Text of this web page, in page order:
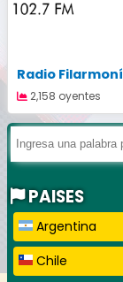
Radio
2,158 oyentes
PAISES
Argentina
Chile